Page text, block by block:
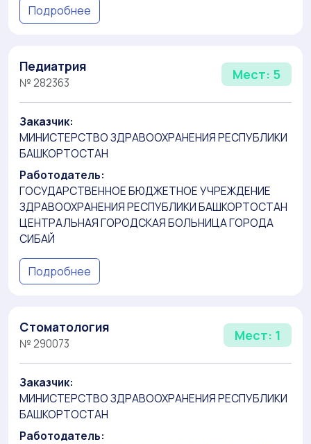
Подробнее
Педиатрия
№ 282363
Мест: 5
Заказчик:
МИНИСТЕРСТВО ЗДРАВООХРАНЕНИЯ РЕСПУБЛИКИ
БАШКОРТОСТАН
Работодатель:
ГОСУДАРСТВЕННОЕ БЮДЖЕТНОЕ УЧРЕЖДЕНИЕ
ЗДРАВООХРАНЕНИЯ РЕСПУБЛИКИ БАШКОРТОСТАН
ЦЕНТРАЛЬНАЯ ГОРОДСКАЯ БОЛЬНИЦА ГОРОДА
СИБАЙ
Подробнее
Стоматология
№ 290073
Мест: 1
Заказчик:
МИНИСТЕРСТВО ЗДРАВООХРАНЕНИЯ РЕСПУБЛИКИ
БАШКОРТОСТАН
Работодатель: